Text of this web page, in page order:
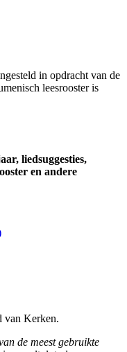
in opdracht van de
leesrooster is
liedsuggesties,
en andere
van Kerken.
de meest gebruikte